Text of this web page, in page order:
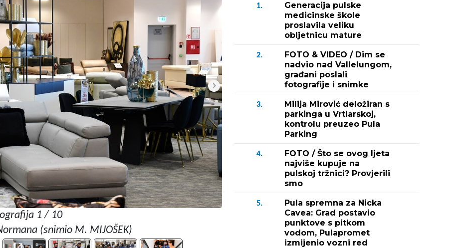
1 / 10
(snimio M. MIJOŠEK)
Otvorenje Harvey Normana
1.
Generacija pulske
medicinske škole
proslavila veliku
obljetnicu mature
2.
FOTO & VIDEO / Dim se
nadvio nad Vallelungom,
građani poslali
fotografije i snimke
3.
Milija Mirović deložiran s
parkinga u Vrtlarskoj,
kontrolu preuzeo Pula
Parking
4.
FOTO / Što se ovog ljeta
najviše kupuje na
pulskoj tržnici? Provjerili
smo
5.
Pula spremna za Nicka
Cavea: Grad postavio
punktove s pitkom
vodom, Pulapromet
izmijenio vozni red